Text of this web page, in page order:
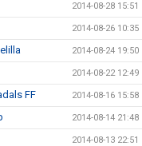
2014-08-28 15:51
2014-08-26 10:35
2014-08-24 19:50
2014-08-22 12:49
FF 2014-08-16 15:58
2014-08-14 21:48
2014-08-13 22:51